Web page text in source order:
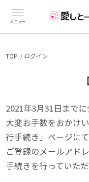
TOP ログイン
2021年3月31日まで
大変お手数をおかけ
行手続き」ページにて
ご登録のメールアド
手続きを行っていた